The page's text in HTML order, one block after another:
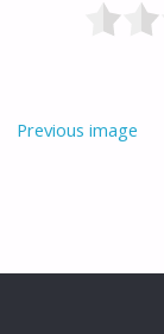
Previous image